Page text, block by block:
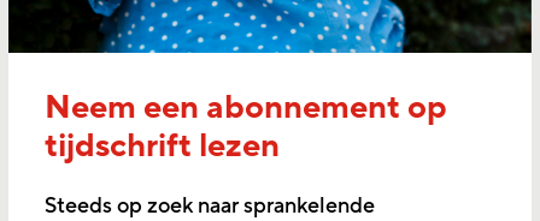
Neem een abonnement op
tijdschrift lezen
Steeds op zoek naar sprankelende